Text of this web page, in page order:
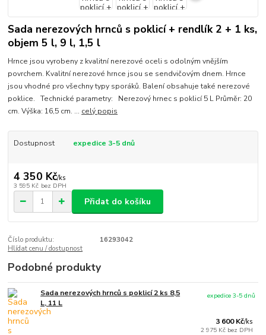
Sada nerezových hrnců s poklicí + rendlík 2 + 1 ks,
objem 5 l, 9 l, 1,5 l
Hrnce jsou vyrobeny z kvalitní nerezové oceli s odolným vnějším
povrchem. Kvalitní nerezové hrnce jsou se sendvičovým dnem. Hrnce
jsou vhodné pro všechny typy sporáků. Balení obsahuje také nerezové
poklice. Technické parametry: Nerezový hrnec s poklicí 5 L Průměr: 20
cm. Výška: 16,5 cm. ... celý popis
Dostupnost expedice 3-5 dnů
4 350 Kč/ks
3 595 Kč bez DPH
Přidat do košíku
Číslo produktu:
16293042
Hlídat cenu / dostupnost
Podobné produkty
Sada nerezových hrnců s poklicí 2 ks 8,5
L, 11 L
3 600 Kč/ks
2 975 Kč bez DPH
expedice 3-5 dnů